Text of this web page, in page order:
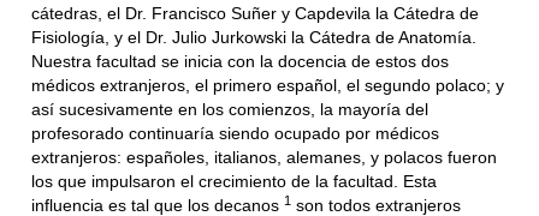
cátedras, el Dr. Francisco Suñer y Capdevila la Cátedra de
Fisiología, y el Dr. Julio Jurkowski la Cátedra de Anatomía.
Nuestra facultad se inicia con la docencia de estos dos
médicos extranjeros, el primero español, el segundo polaco; y
así sucesivamente en los comienzos, la mayoría del
profesorado continuaría siendo ocupado por médicos
extranjeros: españoles, italianos, alemanes, y polacos fueron
los que impulsaron el crecimiento de la facultad. Esta
influencia es tal que los decanos1 son todos extranjeros